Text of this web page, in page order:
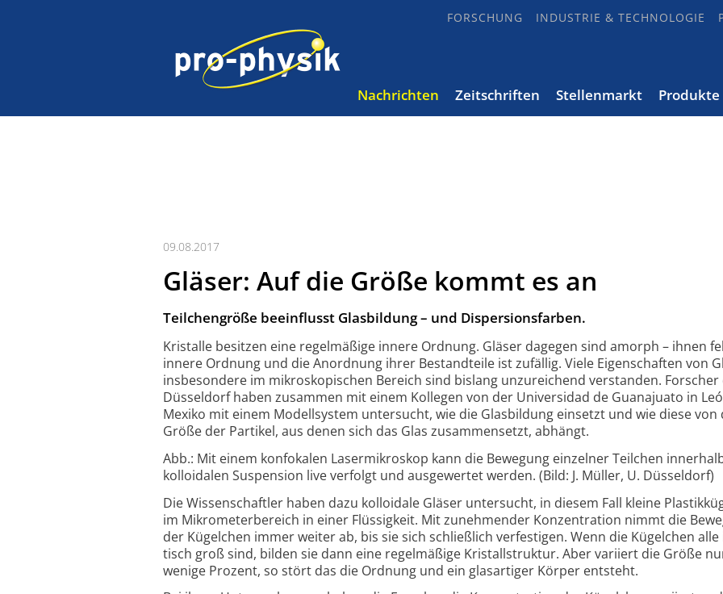
FORSCHUNG INDUSTRIE & TECHNOLOGIE
Nachrichten Zeitschriften Stellenmarkt Produkte
09.08.2017
Gläser: Auf die Größe kommt es an
Teilchengröße beeinflusst Glasbildung – und Dispersions­farben.
Kristalle besitzen eine regelmäßige innere Ordnung. Gläser dagegen sind amorph – ihnen
innere Ordnung und die Anord­nung ihrer Bestand­teile ist zufällig. Viele Eigen­schaften von
insbe­sondere im mikro­sko­pischen Bereich sind bis­lang unzu­reichend ver­standen. Forscher
Düssel­dorf haben zusammen mit einem Kollegen von der Univer­sidad de Guana­juato in
Mexiko mit einem Modell­system unter­sucht, wie die Glas­bildung ein­setzt und wie diese von
Größe der Partikel, aus denen sich das Glas zusammen­setzt, abhängt.
Abb.: Mit einem konfokalen Lasermikroskop kann die Bewe­gung ein­zel­ner Teil­chen
kollo­i­dalen Suspen­sion live ver­folgt und aus­ge­wertet werden. (Bild: J. Müller, U. Düssel­dorf)
Die Wissenschaftler haben dazu kolloidale Gläser untersucht, in diesem Fall kleine
im Mikro­meter­bereich in einer Flüssig­keit. Mit zuneh­mender Konzen­tra­tion nimmt die
der Kügel­chen immer weiter ab, bis sie sich schließ­lich ver­fes­tigen. Wenn die Kügel­chen
tisch groß sind, bilden sie dann eine regel­mäßige Kristall­struktur. Aber vari­iert die Größe
wenige Prozent, so stört das die Ordnung und ein glas­artiger Körper ent­steht.